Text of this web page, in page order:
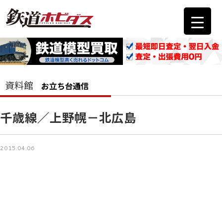
資料館 お立ち台通信
千歳線／上野幌－北広島
2015.04.06